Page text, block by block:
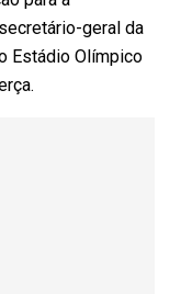
geral da
Estádio Olímpico